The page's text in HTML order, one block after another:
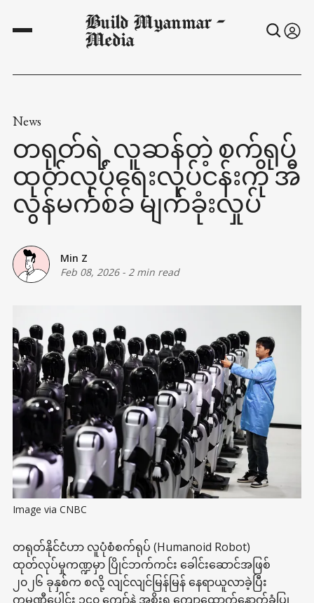
Build Myanmar -
Media
News
တရုတ်ရဲ့ လူဆန်တဲ့ စက်ရုပ်
ထုတ်လုပ်ရေးလုပ်ငန်းကို အီ
လွန်မက်စ်ခ် မျက်ခုံးလှုပ်
Min Z
Feb 08, 2026- 2 min read
Image via CNBC
တရုတ်နိုင်ငံဟာ လူပုံစံစက်ရုပ် (Humanoid Robot)
ထုတ်လုပ်မှုကဏ္ဍမှာ ပြိုင်ဘက်ကင်း ခေါင်းဆောင်အဖြစ်
၂၀၂၆ ခုနှစ်က စလို့ လျင်လျင်မြန်မြန် နေရာယူလာခဲ့ပြီး
ကုမ္ပဏီပေါင်း ၁၄၀ ကျော်နဲ့ အစိုးရ ကျောထောက်နောက်ခံပြု